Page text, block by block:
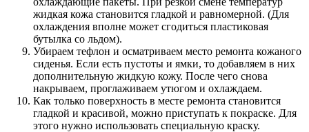
жидкая кожа становится гладкой и равномерной. (Для
охлаждения вполне может сгодиться пластиковая
бутылка со льдом).
Убираем тефлон и осматриваем место ремонта кожаного
сиденья. Если есть пустоты и ямки, то добавляем в них
дополнительную жидкую кожу. После чего снова
накрываем, проглаживаем утюгом и охлаждаем.
Как только поверхность в месте ремонта становится
гладкой и красивой, можно приступать к покраске. Для
этого нужно использовать специальную краску.